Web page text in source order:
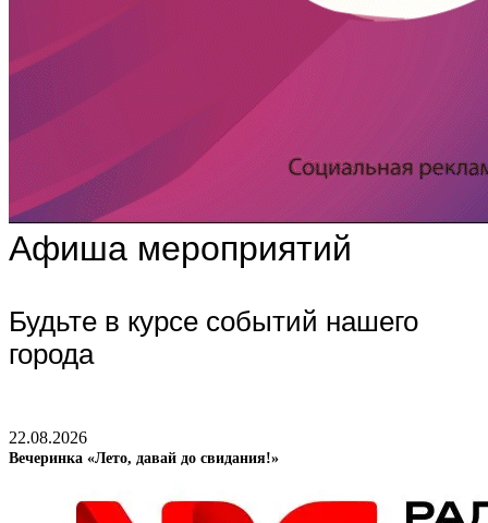
Афиша мероприятий
Будьте в курсе событий нашего
города
22.08.2026
Вечеринка «Лето, давай до свидания!»